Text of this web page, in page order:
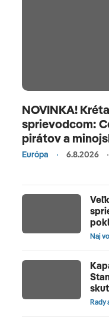
NOVINKA!
sprievodcom:
pirátov a
Európa 6.8.2026
Naj
Rady